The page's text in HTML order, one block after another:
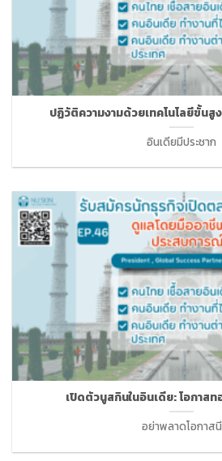
ปฏิวัติความงามด้วยเทคโนโลยีขั้นสู
อินเดียมีประชาก
เปิดตัวนูสกินในอินเดีย: โอกาส
อย่าพลาดโอกาสนี